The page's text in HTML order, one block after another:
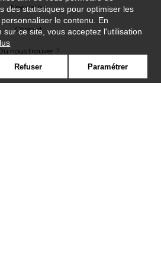
Newsletter
Contact
nous trouver ?
des statistiques pour optimiser les
le contenu. En
sur ce site, vous acceptez l'utilisation
Refuser Paramétrer